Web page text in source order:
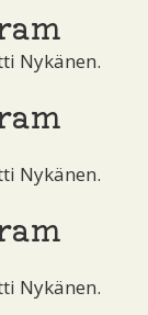
Nykänen.
Nykänen.
Nykänen.